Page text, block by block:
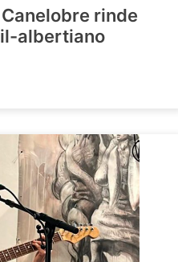
rinde
albertiano